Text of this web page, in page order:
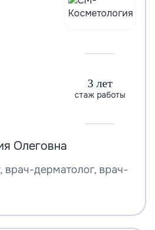
3 лет
стаж работы
Олеговна
врач-дерматолог, врач-